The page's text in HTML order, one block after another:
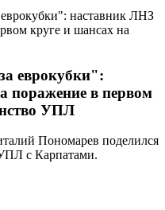
еврокубки": наставник ЛНЗ
круге и шансах на
еврокубки":
поражение в первом
УПЛ
Пономарев поделился
с Карпатами.